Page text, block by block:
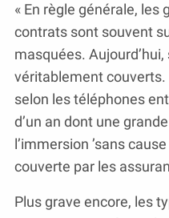
« En règle générale, les
contrats sont souvent
masquées.
véritablement
selon les téléphones
d’un an dont une
l’immersion ’sans
couverte par les
Plus grave encore, les